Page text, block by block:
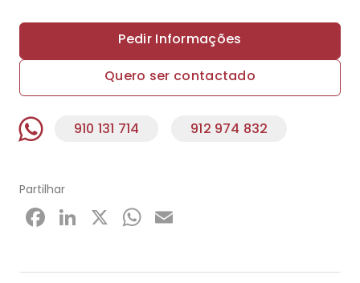
Pedir Informações
Quero ser contactado
910 131 714 912 974 832
Partilhar
Facebook
LinkedIn
X WhatsApp